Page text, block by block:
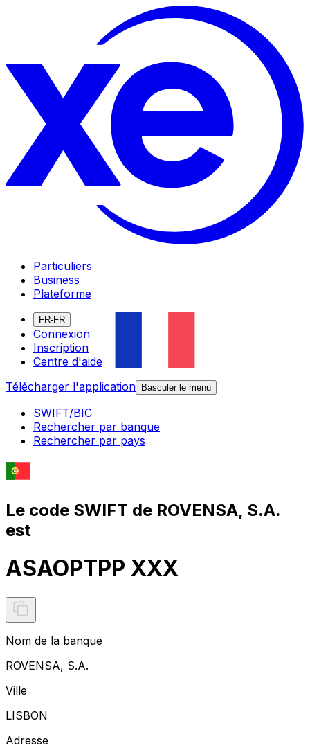
Particuliers
Business
Plateforme
FR-FR
Connexion
Inscription
Centre d'aide
Télécharger l'application
Basculer le menu
SWIFT/BIC
Rechercher par banque
Rechercher par pays
Le code SWIFT de ROVENSA, S.A.
est
ASAOPTPP XXX
Nom de la banque
ROVENSA, S.A.
Ville
LISBON
Adresse